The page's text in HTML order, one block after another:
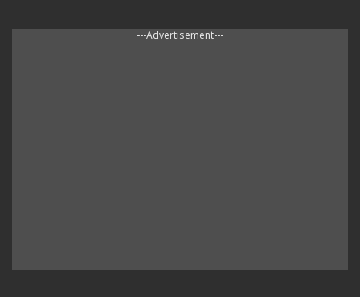
---Advertisement---